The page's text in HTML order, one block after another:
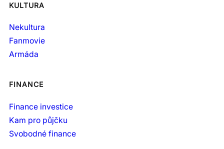
KULTURA
Nekultura
Fanmovie
Armáda
FINANCE
Finance investice
Kam pro půjčku
Svobodné finance